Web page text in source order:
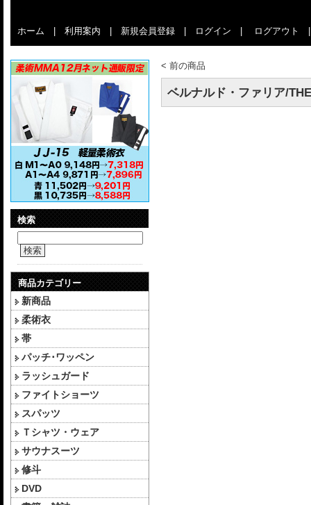
ホーム 利用案内 新規会員登録 ログイン ログアウト
検索
検索
商品カテゴリー
新商品
柔術衣
帯
パッチ･ワッペン
ラッシュガード
ファイトショーツ
スパッツ
Ｔシャツ・ウェア
サウナスーツ
修斗
DVD
< 前の商品
ベルナルド・ファリア/